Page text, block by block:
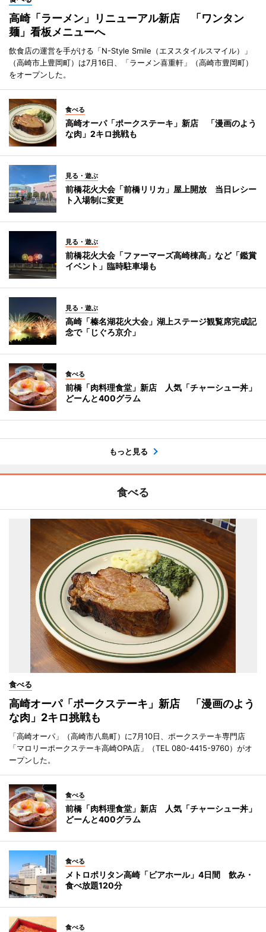
高崎「ラーメン」リニューアル新店 「ワンタン
麺」看板メニューへ
飲食店の運営を手がける「N-Style Smile（エヌスタイルスマイル）」
（高崎市上豊岡町）は7月16日、「ラーメン喜重軒」（高崎市豊岡町）
をオープンした。
食べる
高崎オーパ「ポークステーキ」新店 「漫画のよう
な肉」2キロ挑戦も
見る・遊ぶ
前橋花火大会「前橋リリカ」屋上開放 当日レシー
ト入場制に変更
見る・遊ぶ
前橋花火大会「ファーマーズ高崎棟高」など「鑑賞
イベント」臨時駐車場も
見る・遊ぶ
高崎「榛名湖花火大会」湖上ステージ観覧席完成記
念で「じぐろ京介」
食べる
前橋「肉料理食堂」新店 人気「チャーシュー丼」
どーんと400グラム
もっと見る
食べる
食べる
高崎オーパ「ポークステーキ」新店 「漫画のよう
な肉」2キロ挑戦も
「高崎オーパ」（高崎市八島町）に7月10日、ポークステーキ専門店
「マロリーポークステーキ高崎OPA店」（TEL 080-4415-9760）がオ
ープンした。
食べる
前橋「肉料理食堂」新店 人気「チャーシュー丼」
どーんと400グラム
食べる
メトロポリタン高崎「ビアホール」4日間 飲み・
食べ放題120分
食べる